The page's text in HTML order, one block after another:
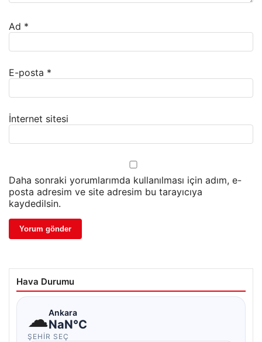
Ad *
E-posta *
İnternet sitesi
Daha sonraki yorumlarımda kullanılması için adım, e-
posta adresim ve site adresim bu tarayıcıya
kaydedilsin.
Hava Durumu
☁Ankara
NaN°C
ŞEHIR SEÇ